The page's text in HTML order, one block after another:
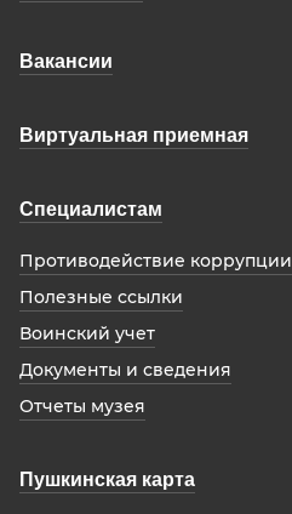
Вакансии
Виртуальная приемная
Специалистам
Противодействие коррупции
Полезные ссылки
Воинский учет
Документы и сведения
Отчеты музея
Пушкинская карта